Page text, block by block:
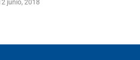
junio, 2018